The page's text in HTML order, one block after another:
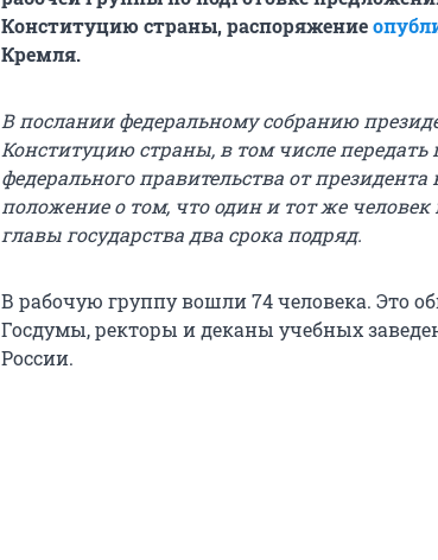
Конституцию страны, распоряжение
Кремля.
В послании федеральному собранию
Конституцию страны, в том числе
федерального правительства от
положение о том, что один и тот же
главы государства два срока подряд.
В рабочую группу вошли 74 человека. Это
Госдумы, ректоры и деканы учебных
России.